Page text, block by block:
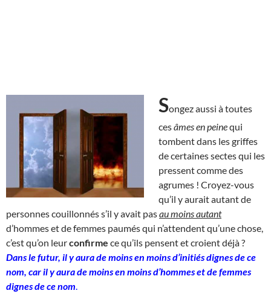
Songez aussi à toutes
cesâmes en peinequi
tombent dans les griffes
de certaines sectes qui les
pressent comme des
agrumes ! Croyez-vous
qu’il y aurait autant de
personnes couillonnés s’il y avait pasau moins autant
d’hommes et de femmes paumés qui n’attendent qu’une chose,
c’est qu’on leurconfirme ce qu’ils pensent et croient déjà ?
Dans le futur, il y aura de moins en moins d’initiés dignes de ce
nom, car il y aura de moins en moins d’hommes et de femmes
dignes de ce nom